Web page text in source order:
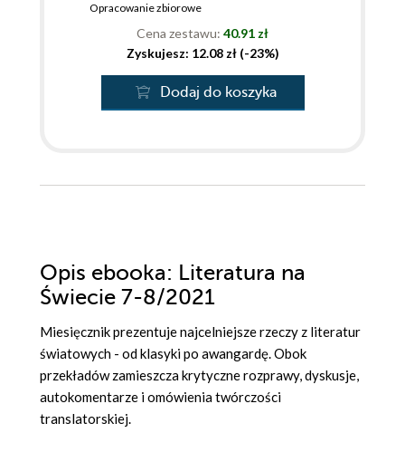
Opracowanie zbiorowe
Cena zestawu: 40.91 zł
Zyskujesz: 12.08 zł (-23%)
Dodaj do koszyka
Opis ebooka: Literatura na
Świecie 7-8/2021
Miesięcznik prezentuje najcelniejsze rzeczy z literatur
światowych - od klasyki po awangardę. Obok
przekładów zamieszcza krytyczne rozprawy, dyskusje,
autokomentarze i omówienia twórczości
translatorskiej.